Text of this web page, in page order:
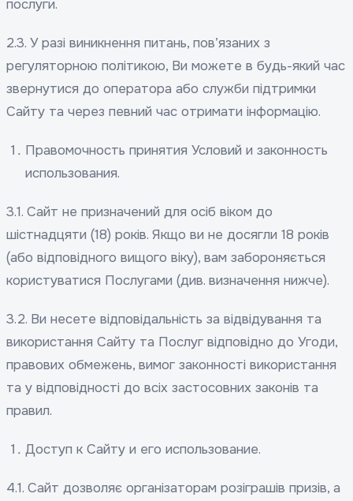
послуги.
2.3. У разі виникнення питань, пов’язаних з
регуляторною політикою, Ви можете в будь-який час
звернутися до оператора або служби підтримки
Сайту та через певний час отримати інформацію.
Правомочность принятия Условий и законность
использования.
3.1. Сайт не призначений для осіб віком до
шістнадцяти (18) років. Якщо ви не досягли 18 років
(або відповідного вищого віку), вам забороняється
користуватися Послугами (див. визначення нижче).
3.2. Ви несете відповідальність за відвідування та
використання Сайту та Послуг відповідно до Угоди,
правових обмежень, вимог законності використання
та у відповідності до всіх застосовних законів та
правил.
Доступ к Сайту и его использование.
4.1. Сайт дозволяє організаторам розіграшів призів, а